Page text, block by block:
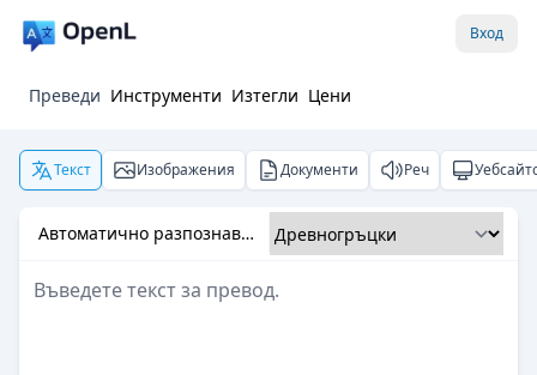
Вход
Преведи Инструменти Изтегли Цени
Текст Изображения Документи Реч
Автоматично разпознаване